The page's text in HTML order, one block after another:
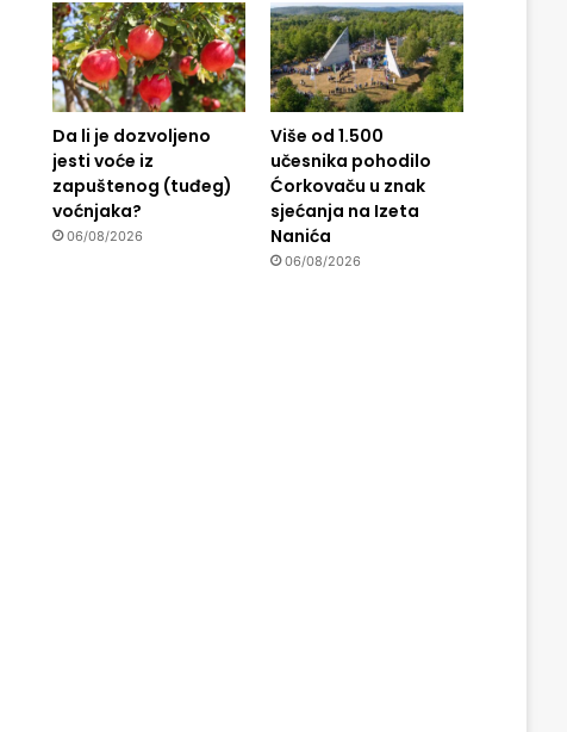
Da li je dozvoljeno
jesti voće iz
zapuštenog (tuđeg)
voćnjaka?
06/08/2026
Više od 1.500
učesnika pohodilo
Ćorkovaču u znak
sjećanja na Izeta
Nanića
06/08/2026